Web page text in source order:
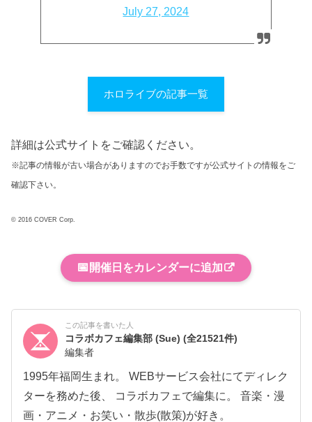
July 27, 2024
ホロライブの記事一覧
詳細は公式サイトをご確認ください。
※記事の情報が古い場合がありますのでお手数ですが公式サイトの情報をご
確認下さい。
© 2016 COVER Corp.
📅 開催日をカレンダーに追加
この記事を書いた人
コラボカフェ編集部 (Sue)(全21521件)
編集者
1995年福岡生まれ。 WEBサービス会社にてディレク
ターを務めた後、 コラボカフェで編集に。 音楽・漫
画・アニメ・お笑い・散歩(散策)が好き。